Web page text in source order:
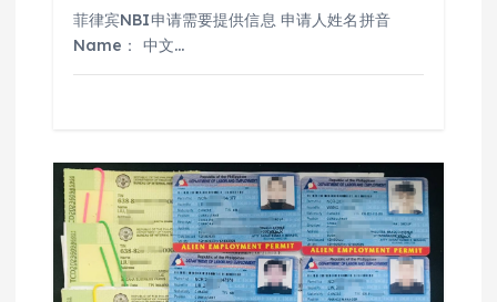
菲律宾NBI申请需要提供信息 申请人姓名拼音
Name： 中文…